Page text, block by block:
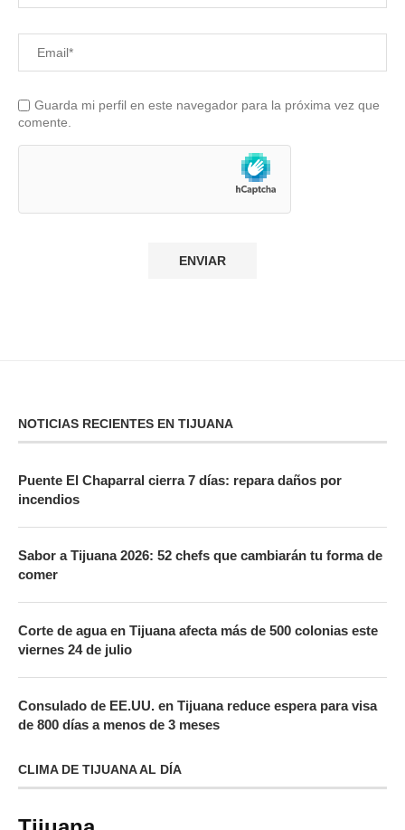
Guarda mi perfil en este navegador para la próxima vez que
comente.
NOTICIAS RECIENTES EN TIJUANA
Puente El Chaparral cierra 7 días: repara daños por
incendios
Sabor a Tijuana 2026: 52 chefs que cambiarán tu forma de
comer
Corte de agua en Tijuana afecta más de 500 colonias este
viernes 24 de julio
Consulado de EE.UU. en Tijuana reduce espera para visa
de 800 días a menos de 3 meses
CLIMA DE TIJUANA AL DÍA